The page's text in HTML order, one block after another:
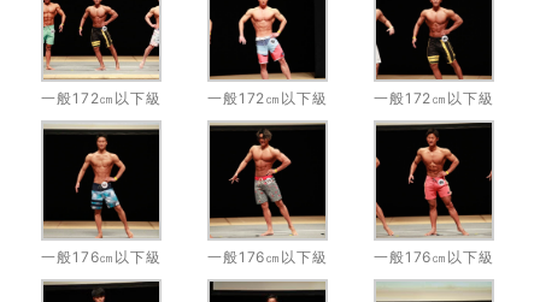
一般172㎝以下級 一般172㎝以下級 一般172㎝以下級
一般176㎝以下級 一般176㎝以下級 一般176㎝以下級